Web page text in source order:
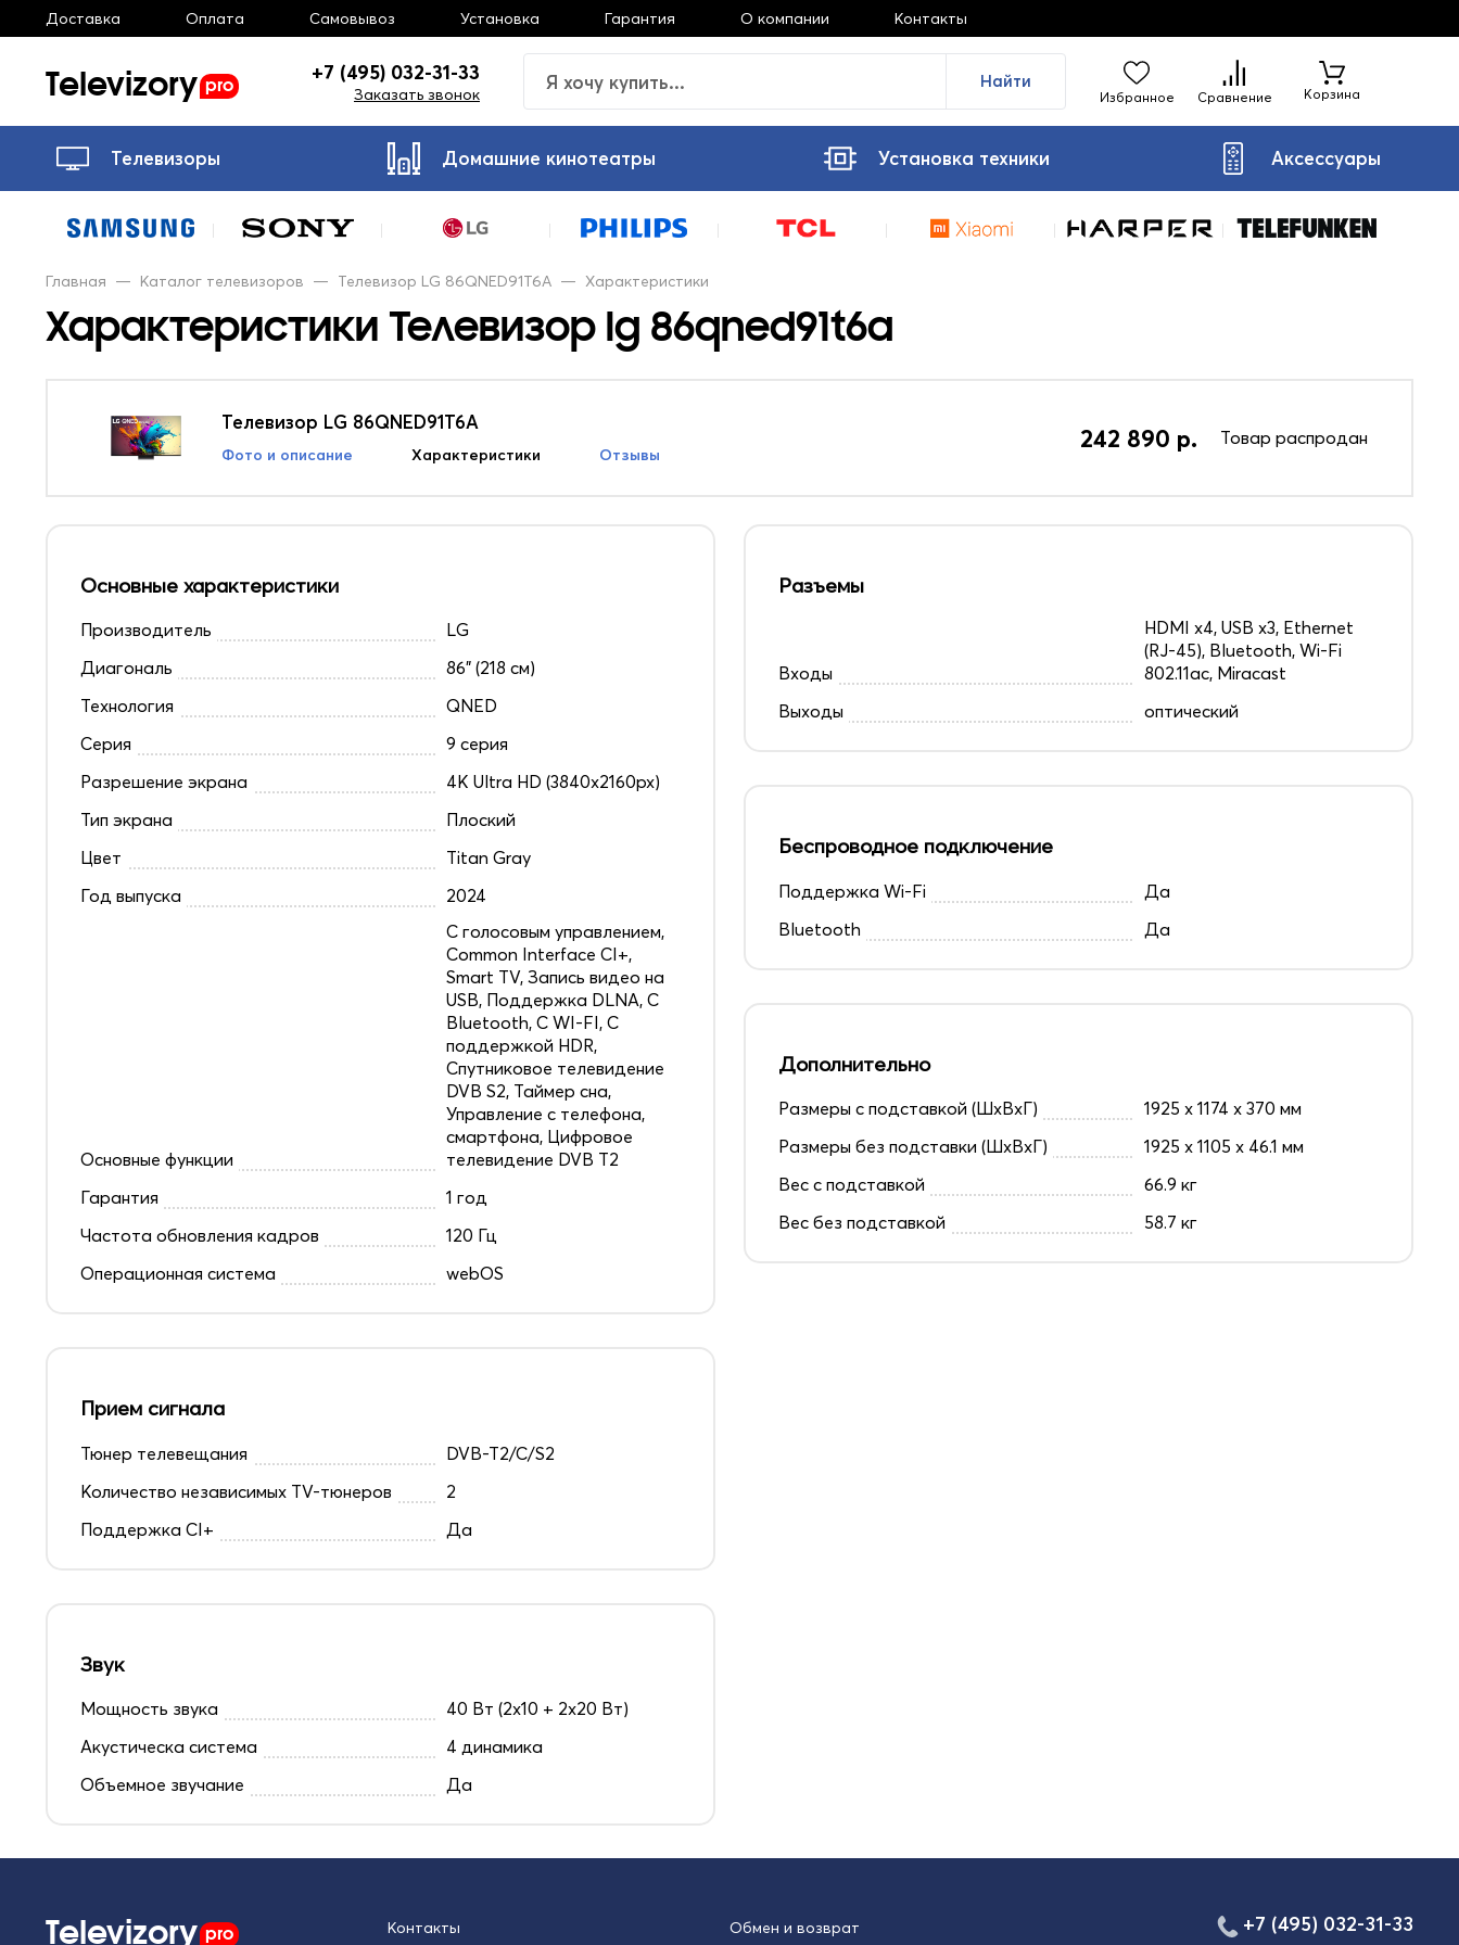
Доставка Оплата Самовывоз Установка Гарантия О компании Контакты
Televizory pro +7 (495) 032-31-33
Заказать звонок
Найти
Избранное Сравнение Корзина
Телевизоры Домашние кинотеатры Установка техники Аксессуары
Главная — Каталог телевизоров — Телевизор LG 86QNED91T6A — Характеристики
Характеристики Телевизор lg 86qned91t6a
Телевизор LG 86QNED91T6A
Фото и описание Характеристики Отзывы
242 890 р. Товар распродан
Основные характеристики
Производитель
LG
Диагональ
86" (218 см)
Технология
QNED
Серия
9 серия
Разрешение экрана
4K Ultra HD (3840x2160px)
Тип экрана
Плоский
Цвет
Titan Gray
Год выпуска
2024
Основные функции
C голосовым управлением,
Common Interface CI+,
Smart TV, Запись видео на
USB, Поддержка DLNA, С
Bluetooth, С WI-FI, С
поддержкой HDR,
Спутниковое телевидение
DVB S2, Таймер сна,
Управление с телефона,
смартфона, Цифровое
телевидение DVB T2
Гарантия
1 год
Частота обновления кадров
120 Гц
Операционная система
webOS
Прием сигнала
Тюнер телевещания
DVB-T2/C/S2
Количество независимых TV-тюнеров
2
Поддержка CI+
Да
Звук
Мощность звука
40 Вт (2х10 + 2х20 Вт)
Акустическа система
4 динамика
Объемное звучание
Да
Разъемы
Входы
HDMI x4, USB x3, Ethernet
(RJ-45), Bluetooth, Wi-Fi
802.11ac, Miracast
Выходы
оптический
Беспроводное подключение
Поддержка Wi-Fi
Да
Bluetooth
Да
Дополнительно
Размеры с подставкой (ШxВxГ)
1925 x 1174 x 370 мм
Размеры без подставки (ШxВxГ)
1925 x 1105 x 46.1 мм
Вес с подставкой
66.9 кг
Вес без подставкой
58.7 кг
Televizory pro Контакты Обмен и возврат +7 (495) 032-31-33